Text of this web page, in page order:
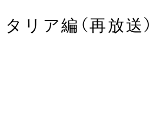
リア編（再放送）